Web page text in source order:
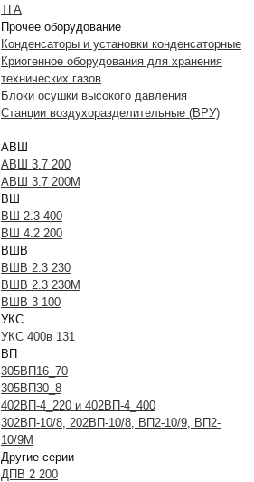
ТГА
Прочее оборудование
Конденсаторы и установки конденсаторные
Криогенное оборудования для хранения
технических газов
Блоки осушки высокого давления
Станции воздухоразделительные (ВРУ)
АВШ
АВШ 3.7 200
АВШ 3.7 200М
ВШ
ВШ 2.3 400
ВШ 4.2 200
ВШВ
ВШВ 2.3 230
ВШВ 2.3 230М
ВШВ 3 100
УКС
УКС 400в 131
ВП
305ВП16_70
305ВП30_8
402ВП-4_220 и 402ВП-4_400
302ВП-10/8, 202ВП-10/8, ВП2-10/9, ВП2-
10/9М
Другие серии
ДПВ 2 200